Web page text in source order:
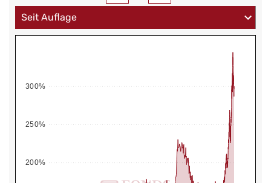
200%
250%
300%